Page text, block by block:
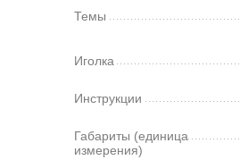
Темы
Иголка
Инструкции
Габариты (единица
измерения)